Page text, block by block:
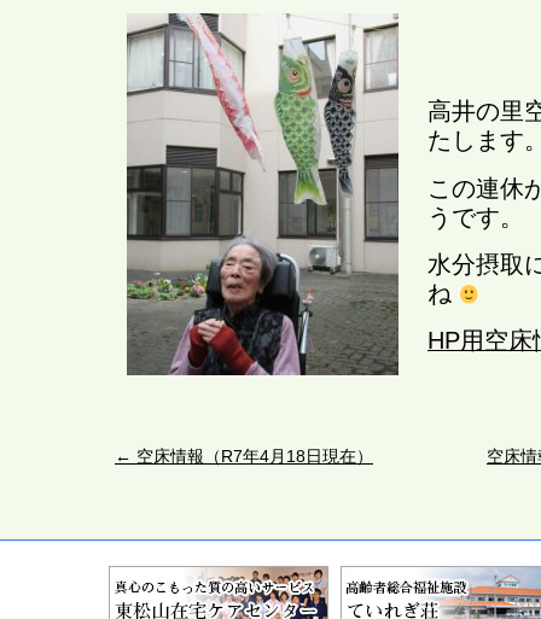
高井の里
たします
この連休
うです。
水分摂取
ね
HP用空床
← 空床情報（R7年4月18日現在） 空床